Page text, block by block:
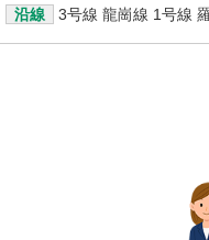
沿線
3号線 龍崗線 1号線